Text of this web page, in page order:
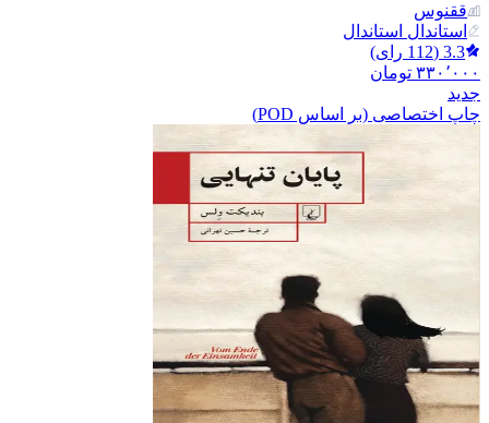
ققنوس
استاندال استاندال
3.3
(
112 رای)
۳۳۰٬۰۰۰ تومان
جدید
چاپ اختصاصی (بر اساس POD)